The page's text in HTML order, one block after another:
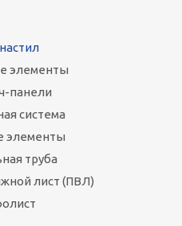
элементы
панели
система
элементы
труба
лист (ПВЛ)